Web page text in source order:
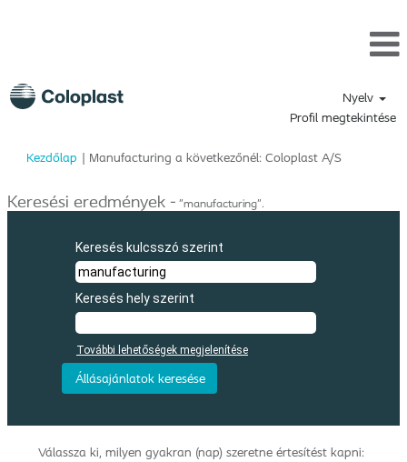
Nyelv
Profil megtekintése
Kezdőlap | Manufacturing a következőnél: Coloplast A/S(aktuális
Keresési eredmények - "manufacturing".
Keresés kulcsszó szerint
Keresés hely szerint
További lehetőségek megjelenítése
Válassza ki, milyen gyakran (nap) szeretne értesítést kapni: